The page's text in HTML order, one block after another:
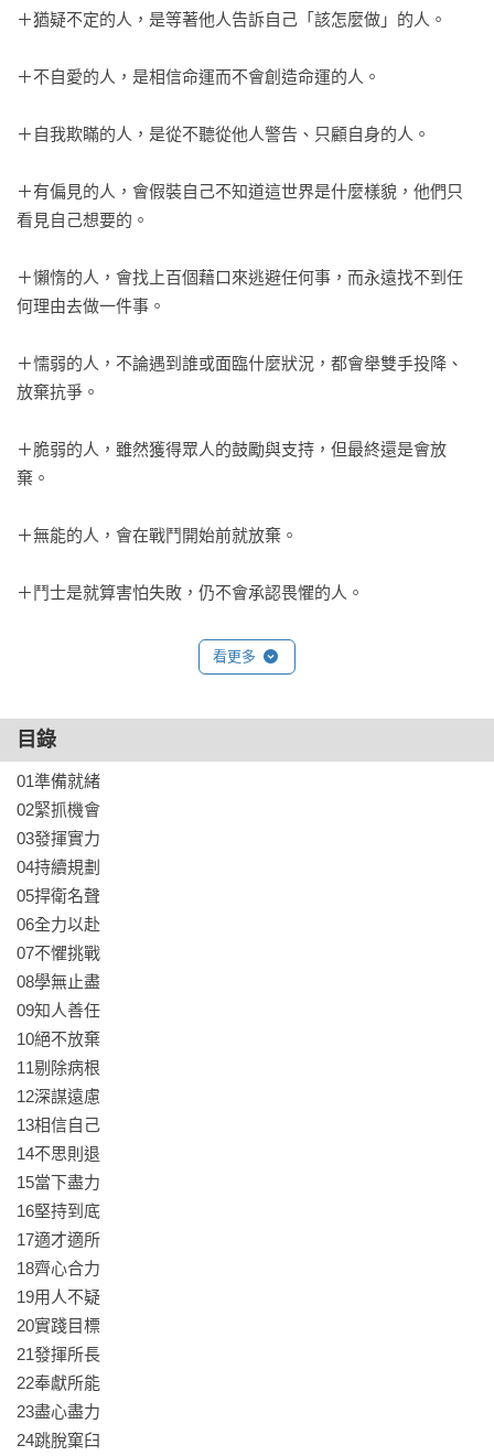
＋猶疑不定的人，是等著他人告訴自己「該怎麼做」的人。
＋不自愛的人，是相信命運而不會創造命運的人。
＋自我欺瞞的人，是從不聽從他人警告、只顧自身的人。
＋有偏見的人，會假裝自己不知道這世界是什麼樣貌，他們只
看見自己想要的。
＋懶惰的人，會找上百個藉口來逃避任何事，而永遠找不到任
何理由去做一件事。
＋懦弱的人，不論遇到誰或面臨什麼狀況，都會舉雙手投降、
放棄抗爭。
＋脆弱的人，雖然獲得眾人的鼓勵與支持，但最終還是會放
棄。
＋無能的人，會在戰鬥開始前就放棄。
＋鬥士是就算害怕失敗，仍不會承認畏懼的人。
＋勝利者是不喜歡「放棄」二字、所以比別人更努力的人。
了你，也可能拖垮了你。透過本書，回頭檢視自己，你將能獲
得更細膩的視角，為自己的成功鋪路。
成功人士的特質在於，看見從未有人看見的未來
「希望」對挖金礦者是最有價值的資產，因為他們眼前所及只
是一大堆石頭而已。在經歷了不短的人生以後，我們都了解事
情的成敗不單單是1+1的簡單公式，他可能是複雜的工業程式，
也可能是心酸酸的不等式，唯有成功到來的那一刻，我們才能
回頭看清楚哪些特質成就了偉大，而哪些特質揮霍了時光。無
論如何，懷抱希望才能持續前進。
成功從來就不是一蹴可及的事情。
苦守機會是不夠的，機運加上才幹，才是邁向成功的不二組
合。
「成功」其實是一種抽象的定義，人人企盼成功，追求成功，
成功是這麼樣的近在眼前，彷彿他就存在於空氣中，隨手即可
觸及，卻又無法佔有。在真正大而真實的「成功」來臨之前，
你我都還是失敗者，成功絕非偶然，當然失敗也是，我們不妨
先為自己儲備能量。本書整理了36則成功者不外傳的生存本
領，每一章就像是一個提醒，也像是一道階梯，當你逐步爬
升，也代表著你的視野更寬廣，眼界也隨之打開，你所企盼的
成功，或許也將不同於你初時所追求的成功。
看更多
目錄
01準備就緒
02緊抓機會
03發揮實力
04持續規劃
05捍衛名聲
06全力以赴
07不懼挑戰
08學無止盡
09知人善任
10絕不放棄
11剔除病根
12深謀遠慮
13相信自己
14不思則退
15當下盡力
16堅持到底
17適才適所
18齊心合力
19用人不疑
20實踐目標
21發揮所長
22奉獻所能
23盡心盡力
24跳脫窠臼